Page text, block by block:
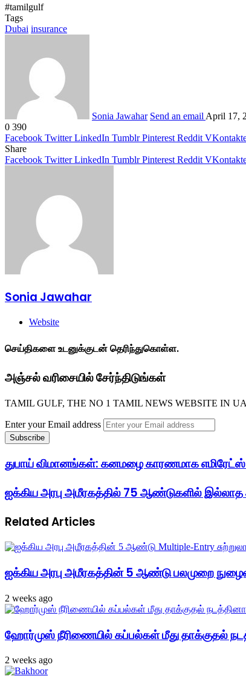
#tamilgulf
Tags
Dubai insurance
Sonia Jawahar Send an email April 17,
0 390
Facebook Twitter LinkedIn Tumblr Pinterest Reddit
Share
Facebook Twitter LinkedIn Tumblr Pinterest Reddit
Sonia Jawahar
Website
செய்திகளை உடனுக்குடன் தெரிந்துகொள்ள.
அஞ்சல் வரிசையில் சேர்ந்திடுங்கள்
TAMIL GULF, THE NO 1 TAMIL NEWS WEBSITE IN
Enter your Email address
துபாய் விமானங்கள்: கனமழை காரணமாக
ஐக்கிய அரபு அமீரகத்தில் 75 ஆண்டுகளில்
Related Articles
ஐக்கிய அரபு அமீரகத்தின் 5 ஆண்டு பலமுறை
2 weeks ago
ஹோர்முஸ் நீரிணையில் கப்பல்கள் மீது தாக்குதல்
2 weeks ago